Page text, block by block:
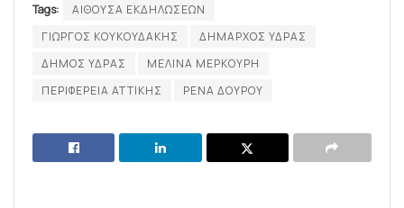
Tags:
ΑΙΘΟΥΣΑ ΕΚΔΗΛΩΣΕΩΝ
ΓΙΩΡΓΟΣ ΚΟΥΚΟΥΔΑΚΗΣ
ΔΗΜΑΡΧΟΣ ΥΔΡΑΣ
ΔΗΜΟΣ ΥΔΡΑΣ
ΜΕΛΙΝΑ ΜΕΡΚΟΥΡΗ
ΠΕΡΙΦΕΡΕΙΑ ΑΤΤΙΚΗΣ
ΡΕΝΑ ΔΟΥΡΟΥ